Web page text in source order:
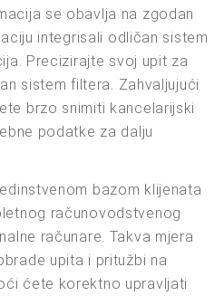
se obavlja na zgodan
integrisali odličan sistem
Precizirajte svoj upit za
sistem filtera. Zahvaljujući
brzo snimiti kancelarijski
podatke za dalju
bazom klijenata
računovodstvenog
računare. Takva mjera
upita i pritužbi na
ćete korektno upravljati